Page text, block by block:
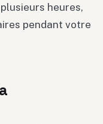
heures,
pendant votre